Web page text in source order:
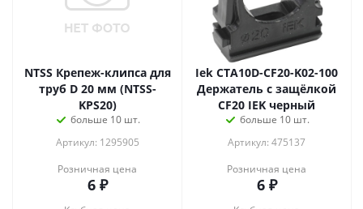
NTSS Крепеж-клипса для
труб D 20 мм (NTSS-
KPS20)
больше 10 шт.
Артикул: 1295905
Розничная цена
6₽
Iek CTA10D-CF20-K02-100
Держатель с защёлкой
CF20 IEK черный
больше 10 шт.
Артикул: 475137
Розничная цена
6₽